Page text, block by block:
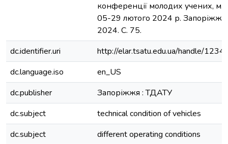
конференції молодих учених, м.
05-29 лютого 2024 р.
2024. С. 75.
dc.identifier.uri
http://elar.tsatu.edu.ua/handle/
dc.language.iso
en_US
dc.publisher
Запоріжжя : ТДАТУ
dc.subject
technical condition of vehicles
dc.subject
different operating conditions